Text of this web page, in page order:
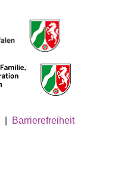
Barrierefreiheit